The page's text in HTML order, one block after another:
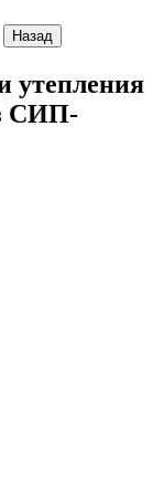
Назад
утепления
СИП-